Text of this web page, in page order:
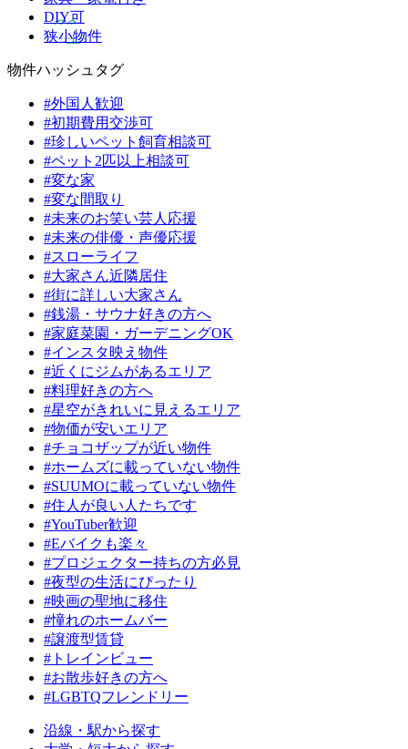
DIY可
狭小物件
物件ハッシュタグ
#外国人歓迎
#初期費用交渉可
#珍しいペット飼育相談可
#ペット2匹以上相談可
#変な家
#変な間取り
#未来のお笑い芸人応援
#未来の俳優・声優応援
#スローライフ
#大家さん近隣居住
#街に詳しい大家さん
#銭湯・サウナ好きの方へ
#家庭菜園・ガーデニングOK
#インスタ映え物件
#近くにジムがあるエリア
#料理好きの方へ
#星空がきれいに見えるエリア
#物価が安いエリア
#チョコザップが近い物件
#ホームズに載っていない物件
#SUUMOに載っていない物件
#住人が良い人たちです
#YouTuber歓迎
#Eバイクも楽々
#プロジェクター持ちの方必見
#夜型の生活にぴったり
#映画の聖地に移住
#憧れのホームバー
#譲渡型賃貸
#トレインビュー
#お散歩好きの方へ
#LGBTQフレンドリー
沿線・駅から探す